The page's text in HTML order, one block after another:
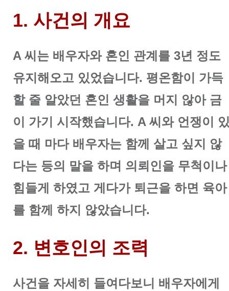
1. 사건의 개요
A 씨는 배우자와 혼인 관계를 3년 정도
유지해오고 있었습니다. 평온함이 가득
할 줄 알았던 혼인 생활을 머지 않아 금
이 가기 시작했습니다. A 씨와 언쟁이
을 때 마다 배우자는 함께 살고 싶지 않
다는 등의 말을 하며 의뢰인을 무척이나
힘들게 하였고 게다가 퇴근을 하면 육아
를 함께 하지 않았습니다.
2. 변호인의 조력
사건을 자세히 들여다보니 배우자에게